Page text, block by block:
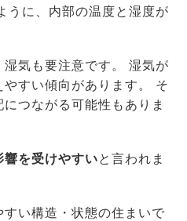
うに、内部の温度と湿度が
気も要注意です。 湿気が
すい傾向があります。 そ
つながる可能性もありま
響を受けやすいと言われま
い構造・状態の住まいで